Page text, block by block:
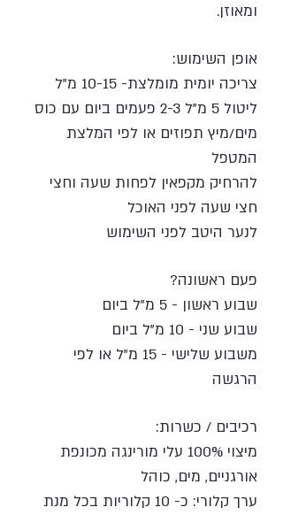
ומאוזן.
אופן השימוש:
צריכה יומית מומלצת- 10-15 מ"ל
ליטול 5 מ"ל 2-3 פעמים ביום עם כוס
מים/מיץ תפוזים או לפי המלצת
המטפל
להרחיק מקפאין לפחות שעה וחצי
חצי שעה לפני האוכל
לנער היטב לפני השימוש
פעם ראשונה?
שבוע ראשון - 5 מ"ל ביום
שבוע שני - 10 מ"ל ביום
משבוע שלישי - 15 מ"ל או לפי
הרגשה
רכיבים / כשרות:
מיצוי 100% עלי מורינגה מכונפת
אורגניים, מים, כוהל
ערך קלורי: כ- 10 קלוריות בכל מנת